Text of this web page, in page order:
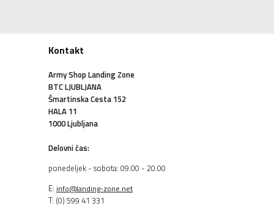
Kontakt
Army Shop Landing Zone
BTC LJUBLJANA
Šmartinska Cesta 152
HALA 11
1000 Ljubljana
Delovni čas:
ponedeljek - sobota: 09.00 - 20.00
E: info@landing-zone.net
T: (0) 599 41 331